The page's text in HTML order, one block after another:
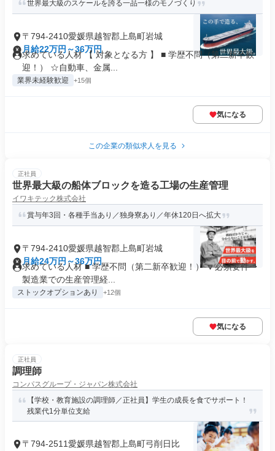
世界最大級のスケールを誇る一品一様のモノづくり
〒794-2410愛媛県越智郡上島町岩城
月給22万円～36万円
求めている人材 【 対象となる方 】 ■ 学歴不問（第二新卒歓
迎！） ☆自動車、金属...
業界未経験歓迎 +15個
気になる
この企業の類似求人を見る
正社員
世界最大級の船体ブロックを造る工場の生産管理
イワキテック株式会社
賞与年3回・各種手当あり／独身寮あり／年休120日へ拡大
〒794-2410愛媛県越智郡上島町岩城
月給24万円～36万円
求めている人材 ■ 学歴不問（第二新卒歓迎！） 🔽必須要件 ・
製造業での生産管理経...
ストックオプションあり +12個
気になる
正社員
調理師
コンパスグループ・ジャパン株式会社
【学校・教育施設の調理師／正社員】学生の成長を食でサポート！
残業代1分単位支給
〒794-2511愛媛県越智郡上島町弓削日比